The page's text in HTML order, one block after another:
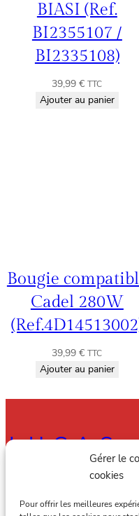
Gérer le
cookies
Pour offrir les meilleures
BIASI (Ref.
BI2355107 /
BI2335108)
39,99€ TTC
Ajouter au panier
Bougie
Cadel 280W
39,99€ TTC
Ajouter au panier